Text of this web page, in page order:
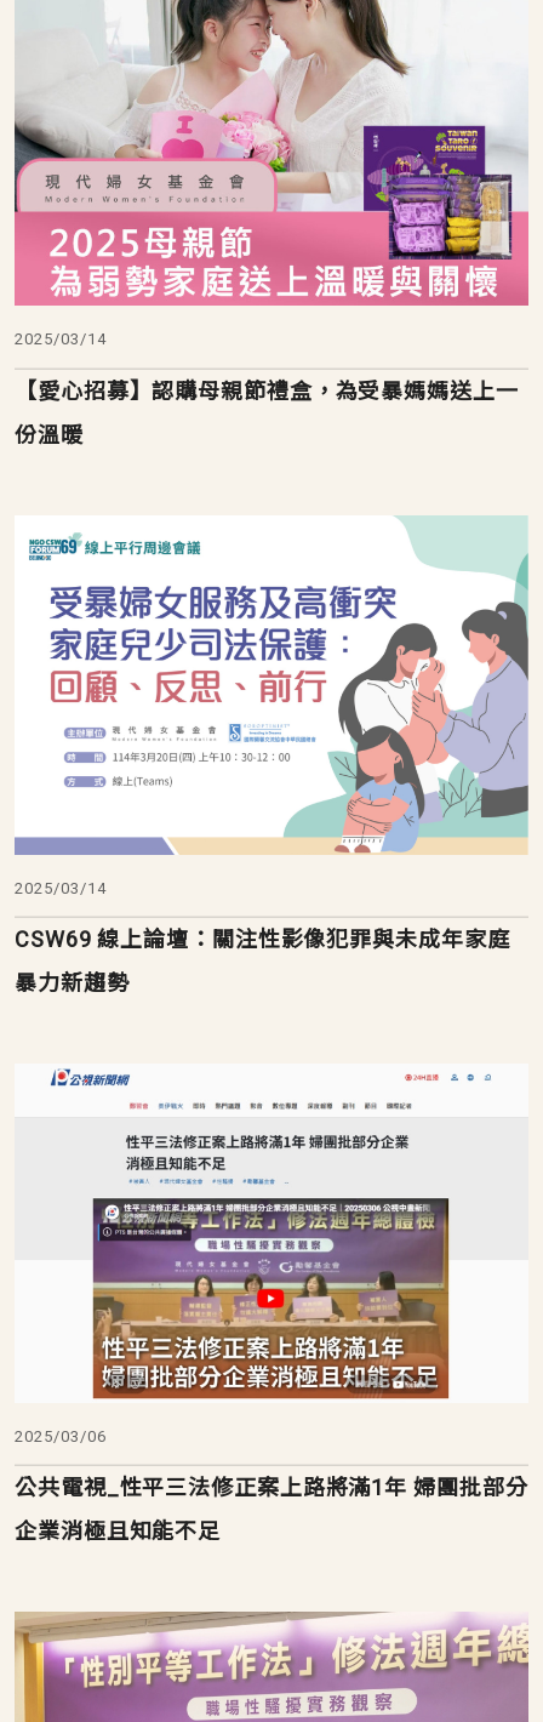
2025/03/14
【愛心招募】認購母親節禮盒，為受暴媽媽送上一
份溫暖
2025/03/14
CSW69 線上論壇：關注性影像犯罪與未成年家庭
暴力新趨勢
2025/03/06
公共電視_性平三法修正案上路將滿1年 婦團批部分
企業消極且知能不足